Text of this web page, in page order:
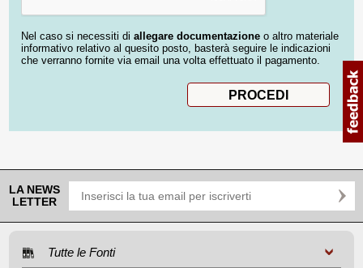
Nel caso si necessiti di allegare documentazione o altro materiale
informativo relativo al quesito posto, basterà seguire le indicazioni
che verranno fornite via email una volta effettuato il pagamento.
LA NEWS
LETTER
Tutte le Fonti